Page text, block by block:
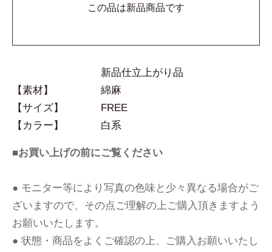
この品は新品商品です
新品仕立上がり品
【素材】
綿麻
【サイズ】
FREE
【カラー】
白系
■お買い上げの前にご覧ください
● モニター等により写真の色味と少々異なる場合がご
ざいますので、その点ご理解の上ご購入頂きますよう
お願いいたします。
● 状態・商品をよくご確認の上、ご購入お願いいたし